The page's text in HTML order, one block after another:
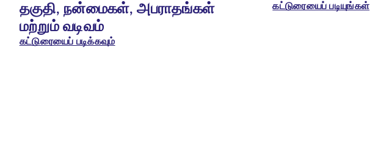
தகுதி, நன்மைகள், அபராதங்கள்
மற்றும் வடிவம்
கட்டுரையைப் படிக்கவும்
கட்டுரையைப் படியுங்கள்